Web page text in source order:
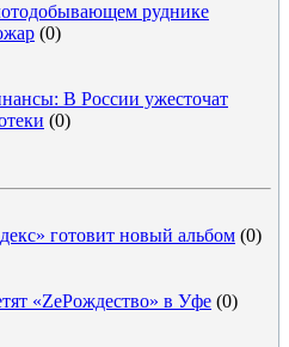
руднике
(0)
В России ужесточат
(0)
готовит новый альбом (0)
«ZeРождество» в Уфе (0)